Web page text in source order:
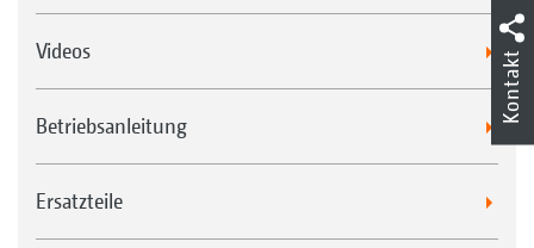
Videos
Betriebsanleitung
Ersatzteile
Kontakt